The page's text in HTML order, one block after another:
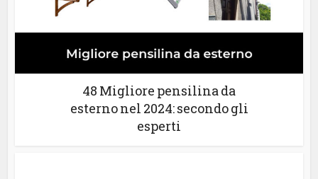
48 Migliore pensilina da
esterno nel 2024: secondo gli
esperti